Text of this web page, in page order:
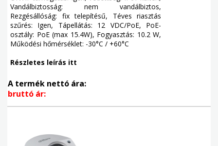
Vandálbiztosság: nem vandálbiztos,
Rezgésállóság: fix telepítésű, Téves riasztás
szűrés: Igen, Tápellátás: 12 VDC/PoE, PoE-
osztály: PoE (max 15.4W), Fogyasztás: 10.2 W,
Működési hőmérséklet: -30°C / +60°C
Részletes leírás itt
A termék nettó ára:
bruttó ár: